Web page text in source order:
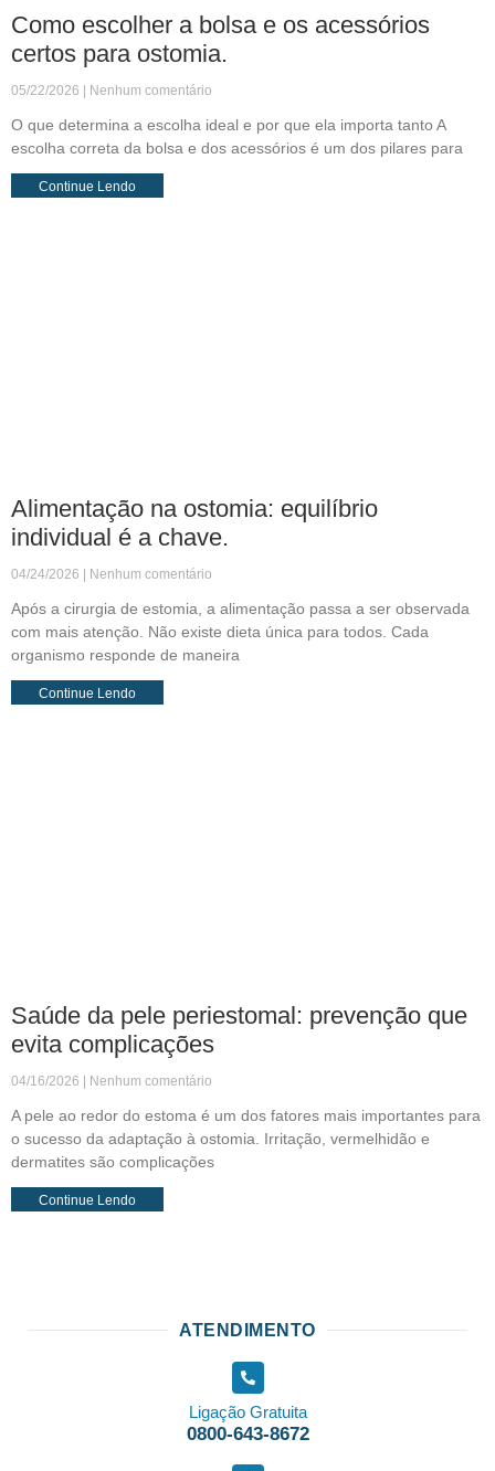
Como escolher a bolsa e os acessórios
certos para ostomia.
05/22/2026 Nenhum comentário
O que determina a escolha ideal e por que ela importa tanto A
escolha correta da bolsa e dos acessórios é um dos pilares para
Continue Lendo
Alimentação na ostomia: equilíbrio
individual é a chave.
04/24/2026 Nenhum comentário
Após a cirurgia de estomia, a alimentação passa a ser observada
com mais atenção. Não existe dieta única para todos. Cada
organismo responde de maneira
Continue Lendo
Saúde da pele periestomal: prevenção que
evita complicações
04/16/2026 Nenhum comentário
A pele ao redor do estoma é um dos fatores mais importantes para
o sucesso da adaptação à ostomia. Irritação, vermelhidão e
dermatites são complicações
Continue Lendo
ATENDIMENTO
Ligação Gratuita
0800-643-8672